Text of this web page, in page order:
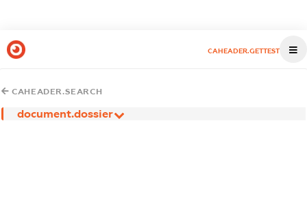
CAHEADER.GETTEST
CAHEADER.SEARCH
document.dossier